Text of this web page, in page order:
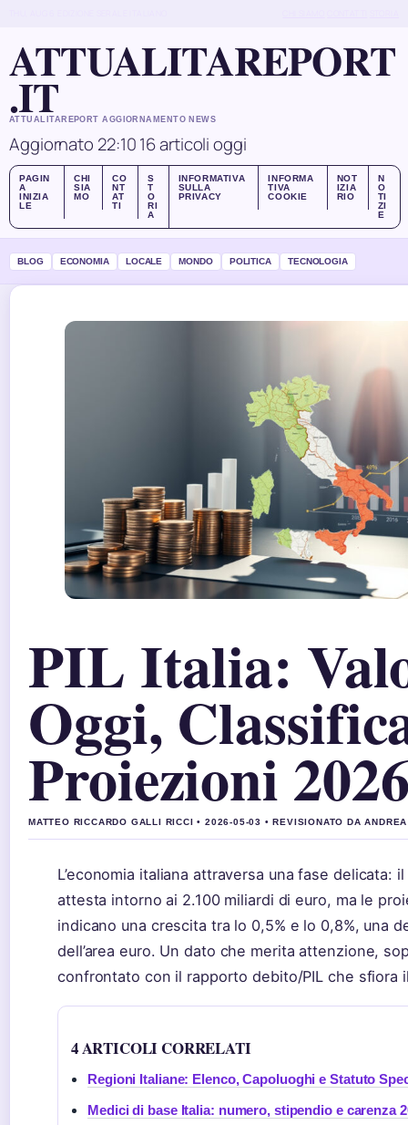
ATTUALITAREPORT
.IT
ATTUALITAREPORT AGGIORNAMENTO NEWS
Aggiornato 22:1016 articoli oggi
PAGIN
A
INIZIA
LE
CHI
SIA
MO
CO
NT
AT
TI
S
T
O
RI
A
INFORMATIVA
SULLA
PRIVACY
INFORMA
TIVA
COOKIE
NOT
IZIA
RIO
N
O
TI
ZI
E
BLOG ECONOMIA LOCALE MONDO POLITICA TECNOLOGIA
PIL Italia:
Oggi,
Proiezioni
MATTEO RICCARDO GALLI RICCI • 2026-05-03 • REVISIONATO DA
L’economia italiana attraversa una fase delicata:
attesta intorno ai 2.100 miliardi di euro, ma le
indicano una crescita tra lo 0,5% e lo 0,8%, una
dell’area euro. Un dato che merita attenzione,
confrontato con il rapporto debito/PIL che sfiora
4 ARTICOLI CORRELATI
Regioni Italiane: Elenco, Capoluoghi e Statuto
Medici di base Italia: numero, stipendio e carenza